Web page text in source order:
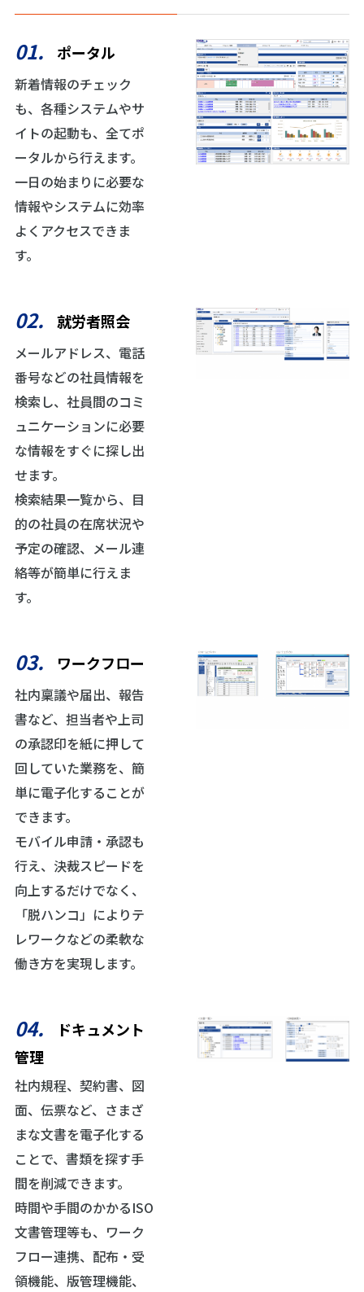
01. ポータル
新着情報のチェック
も、各種システムやサ
イトの起動も、全てポ
ータルから行えます。
一日の始まりに必要な
情報やシステムに効率
よくアクセスできま
す。
02. 就労者照会
メールアドレス、電話
番号などの社員情報を
検索し、社員間のコミ
ュニケーションに必要
な情報をすぐに探し出
せます。
検索結果一覧から、目
的の社員の在席状況や
予定の確認、メール連
絡等が簡単に行えま
す。
03. ワークフロー
社内稟議や届出、報告
書など、担当者や上司
の承認印を紙に押して
回していた業務を、簡
単に電子化することが
できます。
モバイル申請・承認も
行え、決裁スピードを
向上するだけでなく、
「脱ハンコ」によりテ
レワークなどの柔軟な
働き方を実現します。
04.
ドキュメント
管理
社内規程、契約書、図
面、伝票など、さまざ
まな文書を電子化する
ことで、書類を探す手
間を削減できます。
時間や手間のかかるISO
文書管理等も、ワーク
フロー連携、配布・受
領機能、版管理機能、